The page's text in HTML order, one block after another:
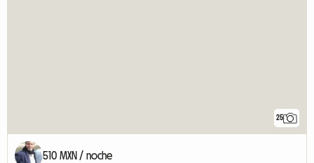
25
510 MXN / noche